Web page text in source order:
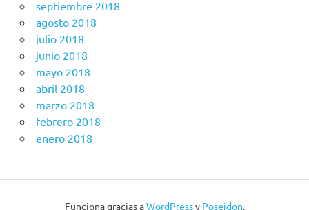
septiembre 2018
agosto 2018
julio 2018
junio 2018
mayo 2018
abril 2018
marzo 2018
febrero 2018
enero 2018
Funciona gracias aWordPressy Poseidon.